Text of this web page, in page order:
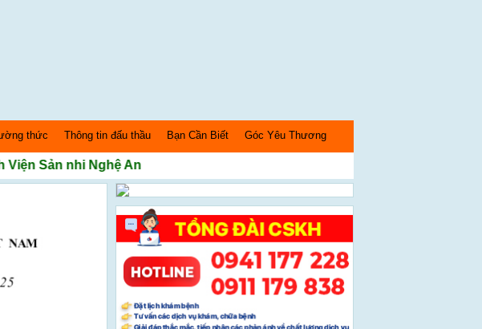
thức Thông tin đấu thầu Bạn Cần Biết Góc Yêu Thương
Sản nhi Nghệ An